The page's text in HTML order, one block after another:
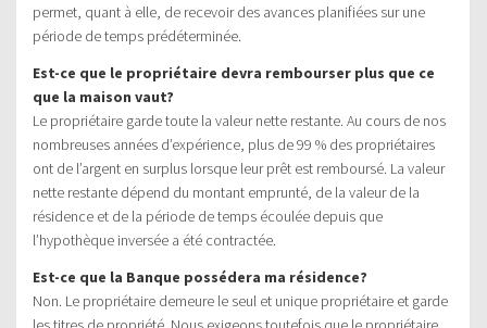
permet, quant à elle, de recevoir des avances planifiées sur une
période de temps prédéterminée.
Est-ce que le propriétaire devra rembourser plus que ce
que la maison vaut?
Le propriétaire garde toute la valeur nette restante. Au cours de nos
nombreuses années d’expérience, plus de 99 % des propriétaires
ont de l’argent en surplus lorsque leur prêt est remboursé. La valeur
nette restante dépend du montant emprunté, de la valeur de la
résidence et de la période de temps écoulée depuis que
l’hypothèque inversée a été contractée.
Est-ce que la Banque possédera ma résidence?
Non. Le propriétaire demeure le seul et unique propriétaire et garde